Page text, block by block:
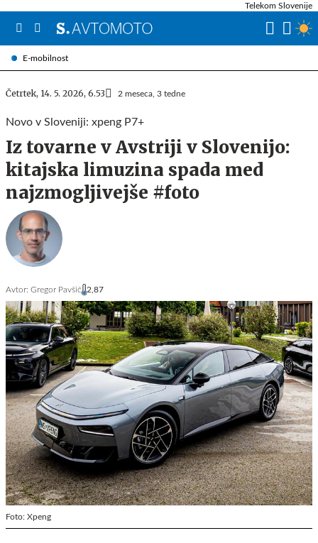
E-mobilnost
Telekom Slovenije
Četrtek, 14. 5. 2026, 6.53 2 meseca, 3 tedne
Novo v Sloveniji: xpeng P7+
Iz tovarne v Avstriji v Slovenijo:
kitajska limuzina spada med
najzmogljivejše #foto
Avtor: Gregor Pavšič 2,87
Foto: Xpeng